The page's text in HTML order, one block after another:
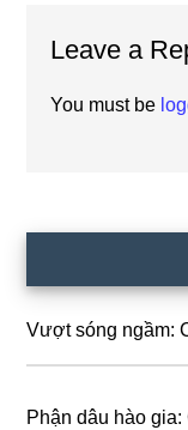
Interactions
Leave a
You must be
Sidebar
Vượt sóng ngầm:
Phận dâu hào